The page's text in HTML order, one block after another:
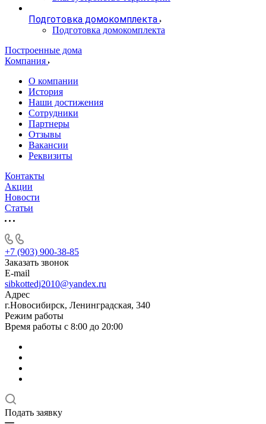
Подготовка домокомплекта
Подготовка домокомплекта
Построенные дома
Компания
О компании
История
Наши достижения
Сотрудники
Партнеры
Отзывы
Вакансии
Реквизиты
Контакты
Акции
Новости
Статьи
+7 (903) 900-38-85
Заказать звонок
E-mail
sibkottedj2010@yandex.ru
Адрес
г.Новосибирск, Ленинградская, 340
Режим работы
Время работы с 8:00 до 20:00
Подать заявку